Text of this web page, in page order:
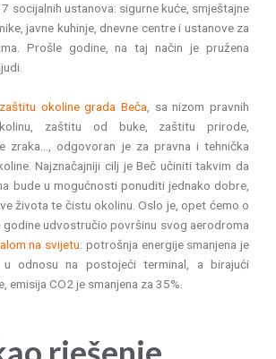
socijalnih ustanova: sigurne kuće, smještajne
javne kuhinje, dnevne centre i ustanove za
Prošle godine, na taj način je pružena
okoline grada Beča , sa nizom pravnih
zaštitu od buke, zaštitu prirode,
zraka…, odgovoran je za pravna i tehnička
Najznačajniji cilj je Beč učiniti takvim da
bude u mogućnosti ponuditi jednako dobre,
života te čistu okolinu. Oslo je, opet ćemo o
godine udvostručio površinu svog aerodroma
na svijetu: potrošnja energije smanjena je
odnosu na postojeći terminal, a birajući
emisija CO2 je smanjena za 35%.